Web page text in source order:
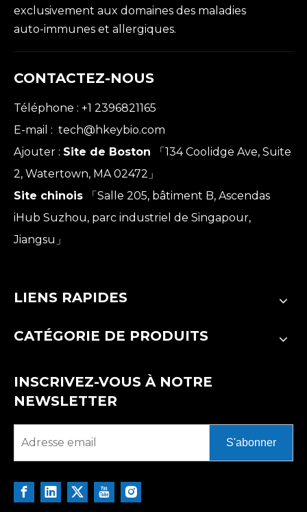
exclusivement aux domaines des maladies
auto-immunes et allergiques.
CONTACTEZ-NOUS
Téléphone : +1 2396821165
E-mail : tech@hkeybio.com
Ajouter : Site de Boston
「134 Coolidge Ave, Suite
2, Watertown, MA 02472」
Site chinois
「Salle 205, bâtiment B, Ascendas
iHub Suzhou, parc industriel de Singapour,
Jiangsu」
LIENS RAPIDES
CATÉGORIE DE PRODUITS
INSCRIVEZ-VOUS À NOTRE
NEWSLETTER
S'abonner